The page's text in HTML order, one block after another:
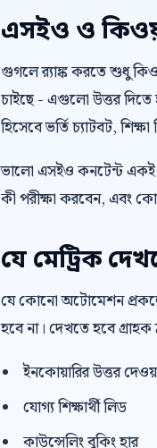
এসইও ও
গুগলে র‍্যাঙ্ক করতে শুধু
চাইছে - এগুলো উত্তর
হিসেবে ভর্তি চ্যাটবট,
ভালো এসইও কনটেন্ট একই
কী পরীক্ষা করবেন, এবং
যে মেট্রিক
যে কোনো অটোমেশন
হবে না। দেখতে হবে
ইনকোয়ারির উত্তর
যোগ্য শিক্ষার্থী লিড
কাউন্সেলিং বুকিং হার